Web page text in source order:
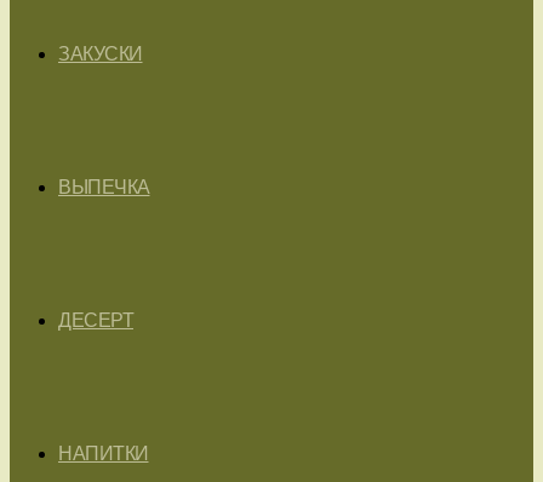
ЗАКУСКИ
ВЫПЕЧКА
ДЕСЕРТ
НАПИТКИ